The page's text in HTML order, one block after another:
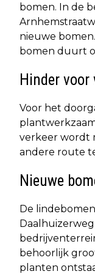
bomen. In de
nieuwe
bomen duurt
Hinder voor
Voor het
verkeer wordt
andere route
Nieuwe
De
behoorlijk
planten